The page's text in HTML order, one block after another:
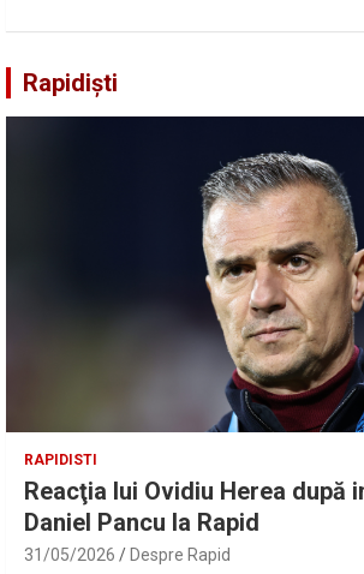
Rapidiști
RAPIDISTI
Reacţia lui Ovidiu Herea după
Daniel Pancu la Rapid
31/05/2026 Despre Rapid